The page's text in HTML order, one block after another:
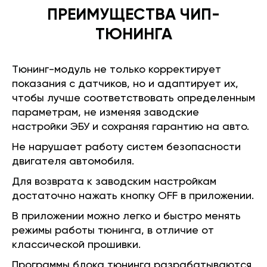
ПРЕИМУЩЕСТВА ЧИП-
ТЮНИНГА
Тюнинг-модуль не только корректирует
показания с датчиков, но и адаптирует их,
чтобы лучше соответствовать определенным
параметрам, не изменяя заводские
настройки ЭБУ и сохраняя гарантию на авто.
Не нарушает работу систем безопасности
двигателя автомобиля.
Для возврата к заводским настройкам
достаточно нажать кнопку OFF в приложении.
В приложении можно легко и быстро менять
режимы работы тюнинга, в отличие от
классической прошивки.